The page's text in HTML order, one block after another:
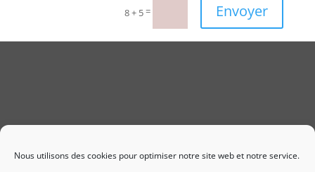
Nous utilisons des cookies pour optimiser notre site web et notre service.
8 + 5= Envoyer